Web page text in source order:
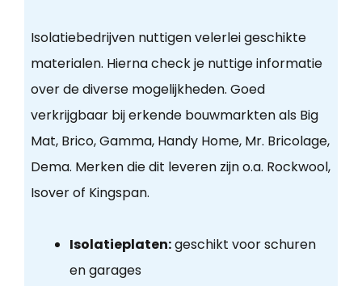
Isolatiebedrijven nuttigen velerlei geschikte
materialen. Hierna check je nuttige informatie
over de diverse mogelijkheden. Goed
verkrijgbaar bij erkende bouwmarkten als Big
Mat, Brico, Gamma, Handy Home, Mr. Bricolage,
Dema. Merken die dit leveren zijn o.a. Rockwool,
Isover of Kingspan.
Isolatieplaten:geschikt voor schuren
en garages